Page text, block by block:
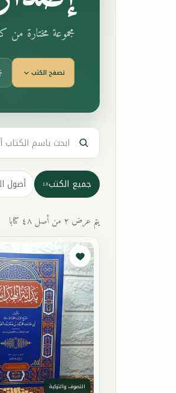
مجموعة مختارة
تصفح الكتب
جميع الكتب٤٨ أصول
يتم عرض ٢ من أصل ٤٨ كتابا
التصوف والتزكية